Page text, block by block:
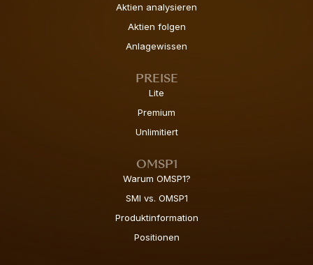
Aktien analysieren
Aktien folgen
Anlagewissen
PREISE
Lite
Premium
Unlimitiert
OMSP1
Warum OMSP1?
SMI vs. OMSP1
Produktinformation
Positionen